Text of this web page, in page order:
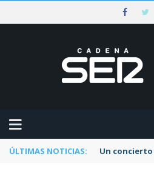
ÚLTIMAS NOTICIAS: Un